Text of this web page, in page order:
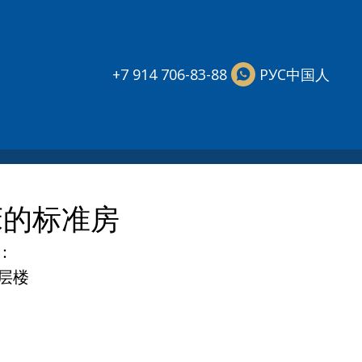
+7 914 706-83-88 РУС中国人
标准房
楼